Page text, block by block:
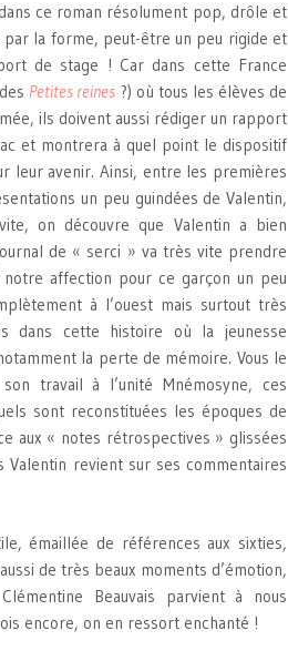
ce roman résolument pop, drôle et
par la forme, peut-être un peu rigide et
de stage ! Car dans cette France
Petites reines ?) où tous les élèves de
ils doivent aussi rédiger un rapport
et montrera à quel point le dispositif
leur avenir. Ainsi, entre les premières
un peu guindées de Valentin,
on découvre que Valentin a bien
de « serci » va très vite prendre
affection pour ce garçon un peu
à l’ouest mais surtout très
dans cette histoire où la jeunesse
la perte de mémoire. Vous le
travail à l’unité Mnémosyne, ces
sont reconstituées les époques de
aux « notes rétrospectives » glissées
revient sur ses commentaires
émaillée de références aux sixties,
de très beaux moments d’émotion,
Beauvais parvient à nous
encore, on en ressort enchanté !